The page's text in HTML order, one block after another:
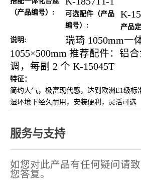
（产品编号）:
可选配件（产品
编号）:
K-
产品
说明:
瑞琦 1050mm一
1055×500mm 推荐配件：铝
调，每副 2 个 K-15045T
特征：
简约大气，极富现代感，达到欧洲E1级
湿环境下经久耐用，安装便利，灵活可选
服务与支持
如您对此产品有任何疑问请
您答复。